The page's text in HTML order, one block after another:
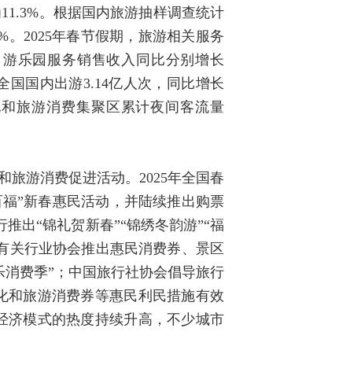
。根据国内旅游抽样调查统计
。2025年春节假期，旅游相关服务
乐园服务销售收入同比分别增长
国国内出游3.14亿人次，同比增长
旅游消费集聚区累计夜间客流量
旅游消费促进活动。2025年全国春
”新春惠民活动，并陆续推出购票
出“锦礼贺新春”“锦绣冬韵游”“福
关行业协会推出惠民消费券、景区
费季”；中国旅行社协会倡导旅行
和旅游消费券等惠民利民措施有效
济模式的热度持续升高，不少城市